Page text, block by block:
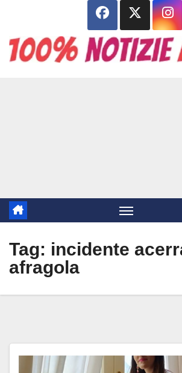
contenuto
Tag: incidente
afragola